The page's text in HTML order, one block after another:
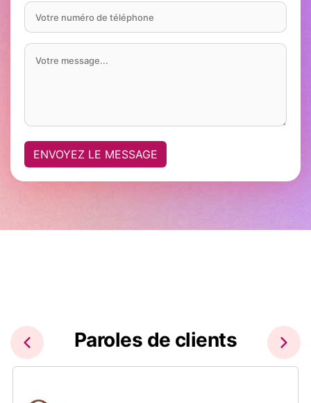
ENVOYEZ LE MESSAGE
Paroles de clients